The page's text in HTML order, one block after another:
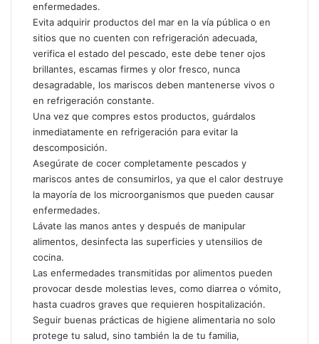
enfermedades.
Evita adquirir productos del mar en la vía pública o en
sitios que no cuenten con refrigeración adecuada,
verifica el estado del pescado, este debe tener ojos
brillantes, escamas firmes y olor fresco, nunca
desagradable, los mariscos deben mantenerse vivos o
en refrigeración constante.
Una vez que compres estos productos, guárdalos
inmediatamente en refrigeración para evitar la
descomposición.
Asegúrate de cocer completamente pescados y
mariscos antes de consumirlos, ya que el calor destruye
la mayoría de los microorganismos que pueden causar
enfermedades.
Lávate las manos antes y después de manipular
alimentos, desinfecta las superficies y utensilios de
cocina.
Las enfermedades transmitidas por alimentos pueden
provocar desde molestias leves, como diarrea o vómito,
hasta cuadros graves que requieren hospitalización.
Seguir buenas prácticas de higiene alimentaria no solo
protege tu salud, sino también la de tu familia,